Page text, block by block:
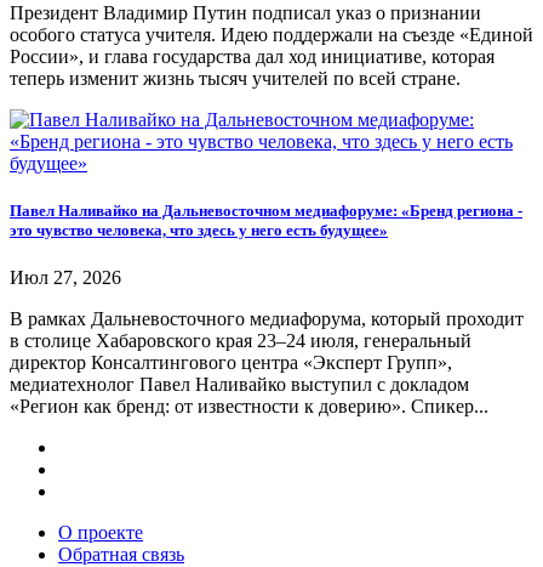
Президент Владимир Путин подписал указ о признании
особого статуса учителя. Идею поддержали на съезде «Единой
России», и глава государства дал ход инициативе, которая
теперь изменит жизнь тысяч учителей по всей стране.
Павел Наливайко на Дальневосточном медиафоруме: «Бренд региона -
это чувство человека, что здесь у него есть будущее»
Июл 27, 2026
В рамках Дальневосточного медиафорума, который проходит
в столице Хабаровского края 23–24 июля, генеральный
директор Консалтингового центра «Эксперт Групп»,
медиатехнолог Павел Наливайко выступил с докладом
«Регион как бренд: от известности к доверию». Спикер...
О проекте
Обратная связь